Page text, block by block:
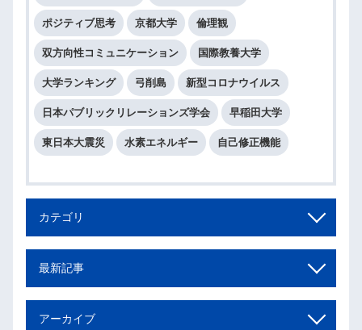
ポジティブ思考 京都大学 倫理観
双方向性コミュニケーション 国際教養大学
大学ランキング 弓削島 新型コロナウイルス
日本パブリックリレーションズ学会 早稲田大学
東日本大震災 水素エネルギー 自己修正機能
カテゴリ
最新記事
アーカイブ